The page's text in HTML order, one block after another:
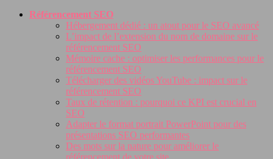
Référencement SEO
Hébergement dédié : un atout pour le SEO avancé
L’impact de l’extension du nom de domaine sur le
référencement SEO
Mémoire cache : optimiser les performances pour le
référencement SEO
Télécharger des vidéos YouTube : impact sur le
référencement SEO
Taux de rétention : pourquoi ce KPI est crucial en
SEO
Adapter le format portrait PowerPoint pour des
présentations SEO performantes
Des mots sur la nature pour améliorer le